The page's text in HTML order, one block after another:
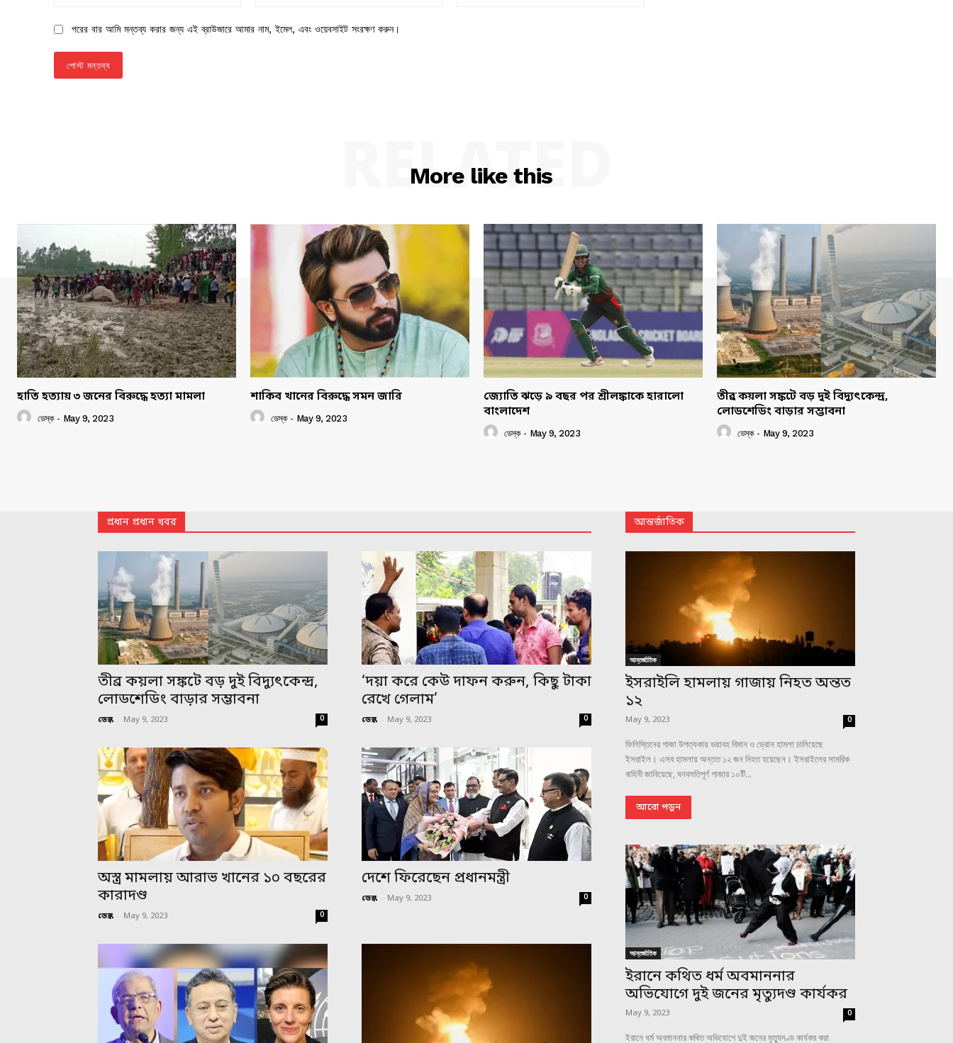
পরের বার আমি মন্তব্য করার জন্য এই ব্রাউজারে আমার নাম, ইমেল, এবং ওয়েবসাইট সংরক্ষণ করুন।
More like this
RELATED
হাতি হত্যায় ৩ জনের বিরুদ্ধে হত্যা মামলা
ডেস্ক - May 9, 2023
শাকিব খানের বিরুদ্ধে সমন জারি
ডেস্ক - May 9, 2023
জ্যোতি ঝড়ে ৯ বছর পর শ্রীলঙ্কাকে হারালো
বাংলাদেশ
ডেস্ক - May 9, 2023
তীব্র কয়লা সঙ্কটে বড় দুই বিদ্যুৎকেন্দ্র,
লোডশেডিং বাড়ার সম্ভাবনা
ডেস্ক - May 9, 2023
প্রধান প্রধান খবর
তীব্র কয়লা সঙ্কটে বড় দুই বিদ্যুৎকেন্দ্র,
লোডশেডিং বাড়ার সম্ভাবনা
ডেস্ক - May 9, 2023 0
‘দয়া করে কেউ দাফন করুন, কিছু টাকা
রেখে গেলাম’
ডেস্ক - May 9, 2023 0
অস্ত্র মামলায় আরাভ খানের ১০ বছরের
কারাদণ্ড
ডেস্ক - May 9, 2023 0
দেশে ফিরেছেন প্রধানমন্ত্রী
ডেস্ক - May 9, 2023 0
আন্তর্জাতিক
আন্তর্জাতিক
ইসরাইলি হামলায় গাজায় নিহত অন্তত
১২
May 9, 2023 0
ফিলিস্তিনের গাজা উপত্যকায় ভয়াবহ বিমান ও ড্রোন হামলা চালিয়েছে
ইসরাইল। এসব হামলায় অন্তত ১২ জন নিহত হয়েছেন। ইসরাইলের সামরিক
বাহিনী জানিয়েছে, ঘনবসতিপূর্ণ গাজার ১০টি...
আরো পড়ুন
আন্তর্জাতিক
ইরানে কথিত ধর্ম অবমাননার
অভিযোগে দুই জনের মৃত্যুদণ্ড কার্যকর
May 9, 2023 0
ইরানে ধর্ম অবমাননার কথিত অভিযোগে দুই জনের মৃত্যুদণ্ড কার্যকর করা